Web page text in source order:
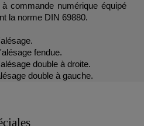
commande numérique équipé
la norme DIN 69880.
fendue.
double à droite.
double à gauche.